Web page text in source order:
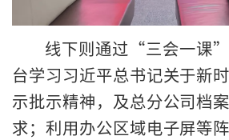
线下则通过“三会一课
台学习习近平总书记关于新
示批示精神，及总分公司档
求；利用办公区域电子屏等